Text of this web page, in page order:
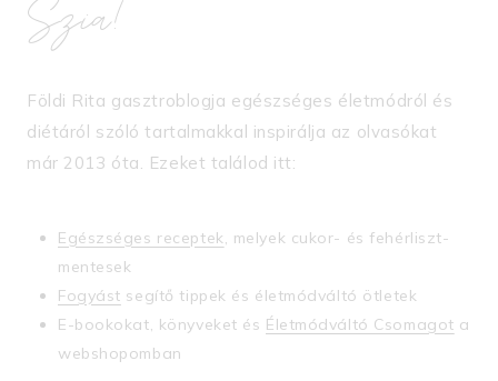
Földi Rita gasztroblogja egészséges életmódról és
diétáról szóló tartalmakkal inspirálja az olvasókat
már 2013 óta. Ezeket találod itt:
Egészséges receptek, melyek cukor- és fehérliszt-
mentesek
Fogyást segítő tippek és életmódváltó ötletek
E-bookokat, könyveket és Életmódváltó Csomagot a
webshopomban